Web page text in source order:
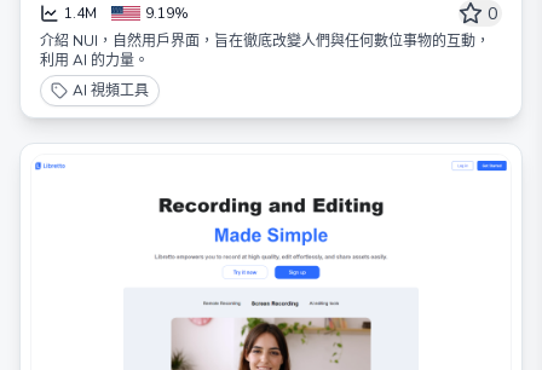
1.4M 9.19% 0
介紹 NUI，自然用戶界面，旨在徹底改變人們與任何數位事物的互動，
利用 AI 的力量。
AI 視頻工具